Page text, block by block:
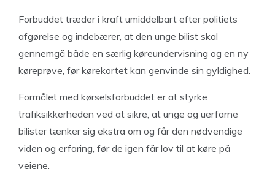
Forbuddet træder i kraft umiddelbart efter politiets
afgørelse og indebærer, at den unge bilist skal
gennemgå både en særlig køreundervisning og en ny
køreprøve, før kørekortet kan genvinde sin gyldighed.
Formålet med kørselsforbuddet er at styrke
trafiksikkerheden ved at sikre, at unge og uerfarne
bilister tænker sig ekstra om og får den nødvendige
viden og erfaring, før de igen får lov til at køre på
vejene.